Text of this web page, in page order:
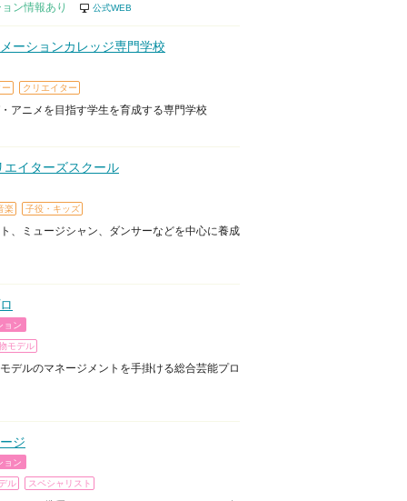
ン情報あり 公式WEB
ーションカレッジ専門学校
クリエイター
アニメを目指す学生を育成する専門学校
エイターズスクール
楽 子役・キッズ
、ミュージシャン、ダンサーなどを中心に養成
ョン
モデル
デルのマネージメントを手掛ける総合芸能プロ
ジ
ョン
ル スペシャリスト